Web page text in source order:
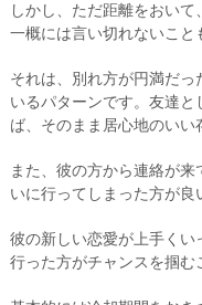
しかし、ただ距離をおい
一概には言い切れないこと
それは、別れ方が円満だ
いるパターンです。友達
ば、そのまま居心地のいい
また、彼の方から連絡が
いに行ってしまった方が良
彼の新しい恋愛が上手くい
行った方がチャンスを掴む